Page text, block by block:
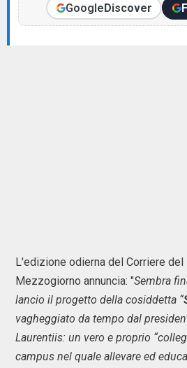
GoogleDiscover
L'edizione odierna del Corriere del
Mezzogiorno annuncia: "Sembra
lancio il progetto della cosiddetta “
vagheggiato da tempo dal
Laurentiis: un vero e proprio
campus nel quale allevare ed